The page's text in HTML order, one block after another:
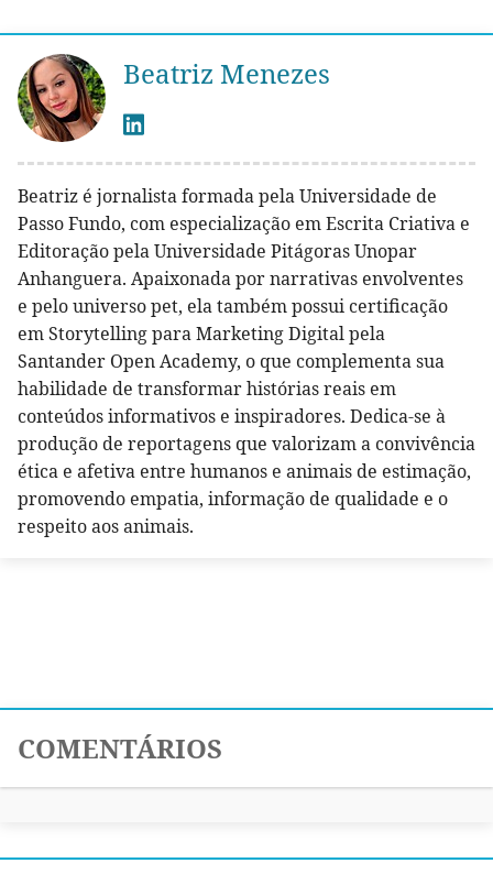
Beatriz Menezes
Beatriz é jornalista formada pela Universidade de
Passo Fundo, com especialização em Escrita Criativa e
Editoração pela Universidade Pitágoras Unopar
Anhanguera. Apaixonada por narrativas envolventes
e pelo universo pet, ela também possui certificação
em Storytelling para Marketing Digital pela
Santander Open Academy, o que complementa sua
habilidade de transformar histórias reais em
conteúdos informativos e inspiradores. Dedica-se à
produção de reportagens que valorizam a convivência
ética e afetiva entre humanos e animais de estimação,
promovendo empatia, informação de qualidade e o
respeito aos animais.
COMENTÁRIOS